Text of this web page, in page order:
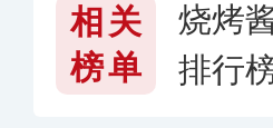
相关
榜单
烧烤
排行